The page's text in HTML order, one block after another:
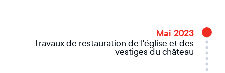
Mai 2023
Travaux de restauration de l'église et des
vestiges du château